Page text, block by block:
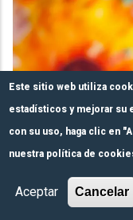
Formulario de
inscripción
Este sitio web utiliza
estadísticos y mejorar su
con su uso, haga clic en
nuestra política de
Aceptar Cancelar